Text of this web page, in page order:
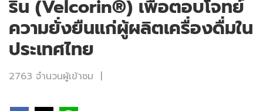
ริน (Velcorin®) เพื่อตอบโจทย์
ความยั่งยืนแก่ผู้ผลิตเครื่องดื่มใน
ประเทศไทย
2763 จำนวนผู้เข้าชม |